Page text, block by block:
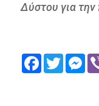
Δύστου για την
FacebookTwitter